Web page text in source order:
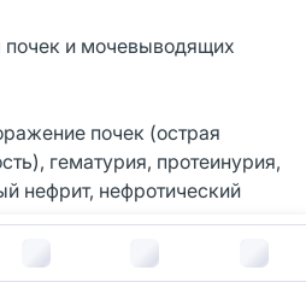
за
и мочевыводящих
почек (острая
гематурия, протеинурия,
нефрит, нефротический
в месте введения